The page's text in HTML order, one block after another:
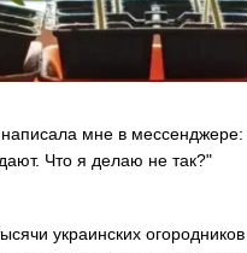
мне в мессенджере:
Что я делаю не так?"
украинских